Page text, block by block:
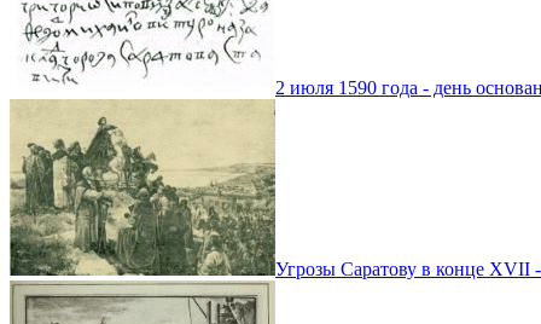
2 июля 1590 года - день
Угрозы Саратову в конце XVII